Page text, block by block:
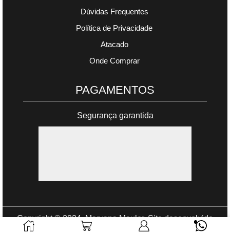
Dúvidas Frequentes
Política de Privacidade
Atacado
Onde Comprar
PAGAMENTOS
Segurança garantida
Copyright © 2024. Maryana Mauler. Site desenvolvido
por
Gomes Web.